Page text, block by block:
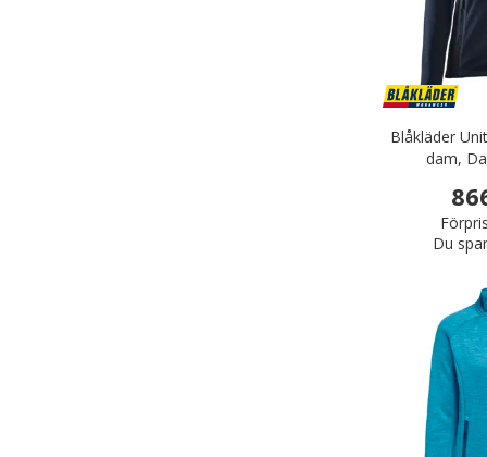
Blåkläder
dam,
Förpris
Du